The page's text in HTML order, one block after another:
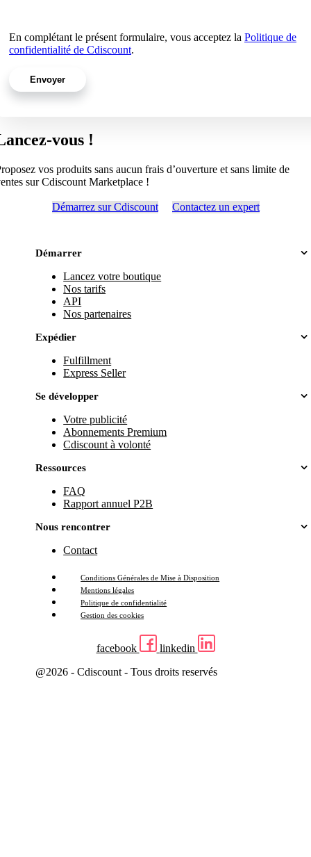
En complétant le présent formulaire, vous acceptez la Politique de
confidentialité de Cdiscount.
vous !
vos produits sans aucun frais d’ouverture et sans limite de
sur Cdiscount Marketplace !
Démarrez sur Cdiscount Contactez un expert
Démarrer
Lancez votre boutique
Nos tarifs
API
Nos partenaires
Expédier
Fulfillment
Express Seller
Se développer
Votre publicité
Abonnements Premium
Cdiscount à volonté
Ressources
FAQ
Rapport annuel P2B
Nous rencontrer
Contact
Conditions Générales de Mise à Disposition
Mentions légales
Politique de confidentialité
Gestion des cookies
facebook
linkedin
@2026 - Cdiscount - Tous droits reservés